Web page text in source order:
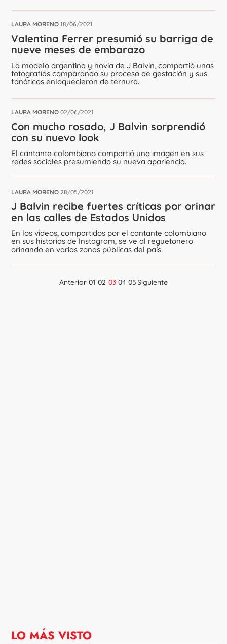
LAURA MORENO 18/06/2021
Valentina Ferrer presumió su barriga de
nueve meses de embarazo
La modelo argentina y novia de J Balvin, compartió unas
fotografías comparando su proceso de gestación y sus
fanáticos enloquecieron de ternura.
LAURA MORENO 02/06/2021
Con mucho rosado, J Balvin sorprendió
con su nuevo look
El cantante colombiano compartió una imagen en sus
redes sociales presumiendo su nueva apariencia.
LAURA MORENO 28/05/2021
J Balvin recibe fuertes críticas por orinar
en las calles de Estados Unidos
En los videos, compartidos por el cantante colombiano
en sus historias de Instagram, se ve al reguetonero
orinando en varias zonas públicas del país.
Anterior 01 02 03 04 05Siguiente
LO MÁS VISTO